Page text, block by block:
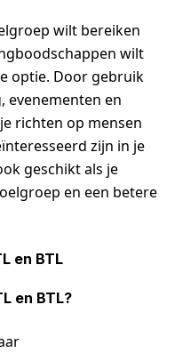
wilt bereiken
wilt
optie. Door gebruik
evenementen en
richten op mensen
zijn in je
geschikt als je
en een betere
en BTL
en BTL?